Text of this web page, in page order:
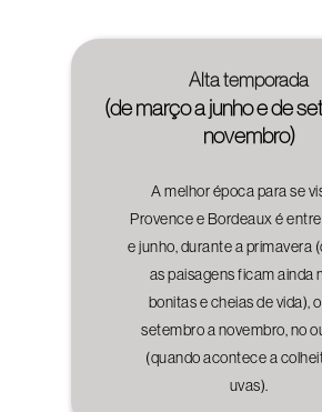
Alta temporada
(de março a junho e de
novembro)
A melhor época para se
Provence e Bordeaux é
e junho, durante a primavera
as paisagens ficam ainda
bonitas e cheias de vida),
setembro a novembro, no
(quando acontece a
uvas).